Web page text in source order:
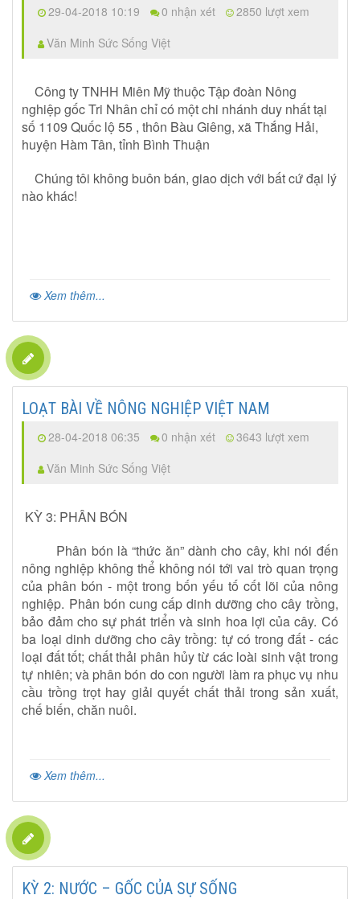
29-04-2018 10:19 0 nhận xét
2850 lượt xem
Văn Minh Sức Sống Việt
Công ty TNHH Miên Mỹ thuộc Tập đoàn Nông
nghiệp gốc Tri Nhân chỉ có một chi nhánh duy nhất tại
số 1109 Quốc lộ 55 , thôn Bàu Giêng, xã Thắng Hải,
huyện Hàm Tân, tỉnh Bình Thuận
Chúng tôi không buôn bán, giao dịch với bất cứ đại lý
nào khác!
Xem thêm...
LOẠT BÀI VỀ NÔNG NGHIỆP VIỆT NAM
28-04-2018 06:35 0 nhận xét
3643 lượt xem
Văn Minh Sức Sống Việt
KỲ 3: PHÂN BÓN
Phân bón là “thức ăn” dành cho cây, khi nói đến
nông nghiệp không thể không nói tới vai trò quan trọng
của phân bón - một trong bốn yếu tố cốt lõi của nông
nghiệp. Phân bón cung cấp dinh dưỡng cho cây trồng,
bảo đảm cho sự phát triển và sinh hoa lợi của cây. Có
ba loại dinh dưỡng cho cây trồng: tự có trong đất - các
loại đất tốt; chất thải phân hủy từ các loài sinh vật trong
tự nhiên; và phân bón do con người làm ra phục vụ nhu
cầu trồng trọt hay giải quyết chất thải trong sản xuất,
chế biến, chăn nuôi.
Xem thêm...
KỲ 2: NƯỚC – GỐC CỦA SỰ SỐNG